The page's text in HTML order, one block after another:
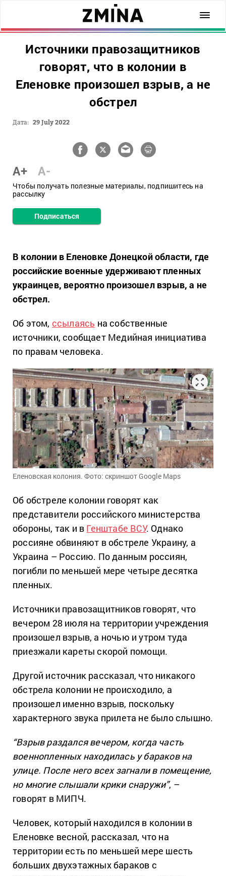
Источники правозащитников
говорят, что в колонии в
Еленовке произошел взрыв, а не
обстрел
Дата: 29 July 2022
A+ A-
Чтобы получать полезные материалы, подпишитесь на
рассылку
Подписаться
В колонии в Еленовке Донецкой области, где
российские военные удерживают пленных
украинцев, вероятно произошел взрыв, а не
обстрел.
Об этом, ссылаясь на собственные
источники, сообщает Медийная инициатива
по правам человека.
Еленовская колония. Фото: скриншот Google Maps
Об обстреле колонии говорят как
представители российского министерства
обороны, так и в Генштабе ВСУ. Однако
россияне обвиняют в обстреле Украину, а
Украина – Россию. По данным россиян,
погибли по меньшей мере четыре десятка
пленных.
Источники правозащитников говорят, что
вечером 28 июля на территории учреждения
произошел взрыв, а ночью и утром туда
приезжали кареты скорой помощи.
Другой источник рассказал, что никакого
обстрела колонии не происходило, а
произошел именно взрыв, поскольку
характерного звука прилета не было слышно.
“Взрыв раздался вечером, когда часть
военнопленных находилась у бараков на
улице. После него всех загнали в помещение,
но многие слышали крики снаружи”, –
говорят в МИПЧ.
Человек, который находился в колонии в
Еленовке весной, рассказал, что на
территории есть по меньшей мере шесть
больших двухэтажных бараков с